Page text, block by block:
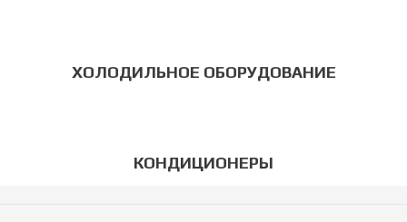
ХОЛОДИЛЬНОЕ ОБОРУДОВАНИЕ
КОНДИЦИОНЕРЫ